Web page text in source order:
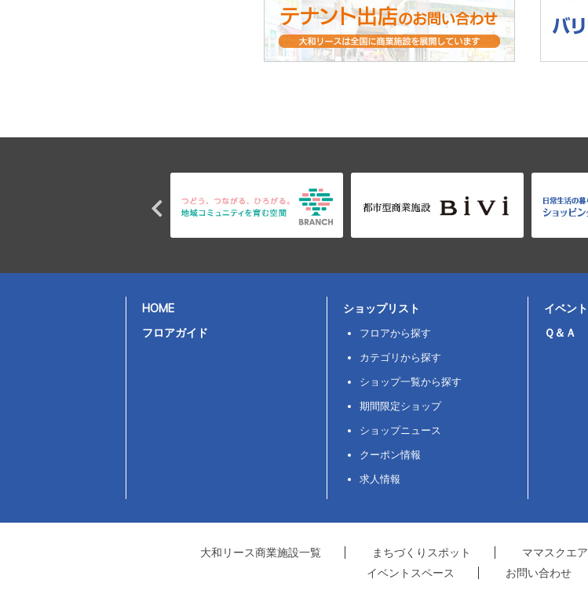
HOME
フロアガイド
ショップリスト
フロアから探す
カテゴリから探す
ショップ一覧から探す
期間限定ショップ
ショップニュース
クーポン情報
求人情報
イベント
Ｑ＆Ａ
大和リース商業施設一覧 まちづくりスポット ママスクエア
イベントスペース
お問い合わせ